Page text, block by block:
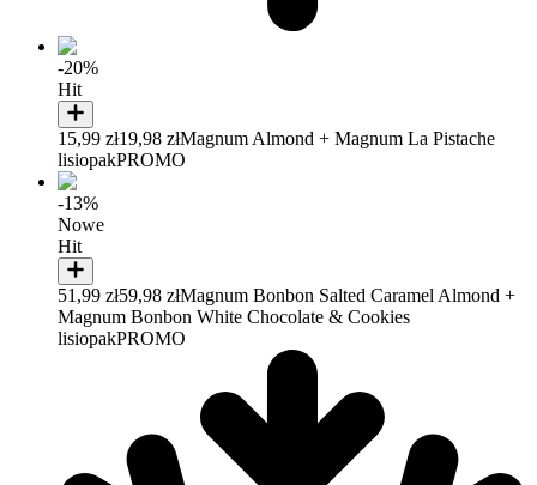
-20%
Hit
15,99 zł19,98 złMagnum Almond + Magnum La Pistache
lisiopakPROMO
-13%
Nowe
Hit
51,99 zł59,98 złMagnum Bonbon Salted Caramel Almond +
Magnum Bonbon White Chocolate & Cookies
lisiopakPROMO